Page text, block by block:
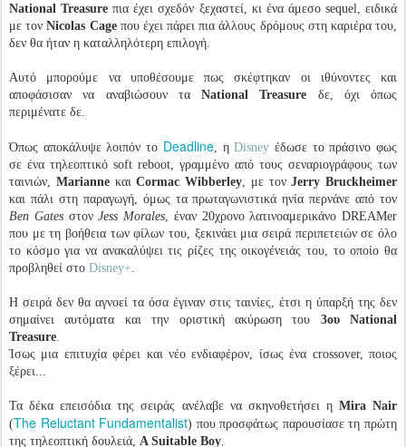
National Treasure πια έχει σχεδόν ξεχαστεί, κι ένα άμεσο sequel, ειδικά
με τονNicolas Cageπου έχει πάρει πια άλλους δρόμους στη καριέρα του,
δεν θα ήταν η καταλληλότερη επιλογή.
Αυτό μπορούμε να υποθέσουμε πως σκέφτηκαν οι ιθύνοντες και
αποφάσισαν να αναβιώσουν τα National Treasure δε, όχι όπως
περιμένατε δε.
Όπως αποκάλυψε λοιπόν το Deadline, ηDisney έδωσε το πράσινο φως
σε ένα τηλεοπτικό soft reboot, γραμμένο από τους σεναριογράφους των
ταινιών, Marianne καιCormac Wibberley, με τονJerry Bruckheimer
και πάλι στη παραγωγή, όμως τα πρωταγωνιστικά ηνία περνάνε από τον
Ben GatesστονJess Morales, έναν 20χρονο λατινοαμερικάνο DREAMer
που με τη βοήθεια των φίλων του, ξεκινάει μια σειρά περιπετειών σε όλο
το κόσμο για να ανακαλύψει τις ρίζες της οικογένειάς του, το οποίο θα
προβληθεί στο Disney+.
Η σειρά δεν θα αγνοεί τα όσα έγιναν στις ταινίες, έτσι η ύπαρξή της δεν
σημαίνει αυτόματα και την οριστική ακύρωση του 3ου National
Treasure.
Ίσως μια επιτυχία φέρει και νέο ενδιαφέρον, ίσως ένα crossover, ποιος
ξέρει...
Τα δέκα επεισόδια της σειράς ανέλαβε να σκηνοθετήσει η Mira Nair
(The Reluctant Fundamentalist) που προσφάτως παρουσίασε τη πρώτη
της τηλεοπτική δουλειά, A Suitable Boy.